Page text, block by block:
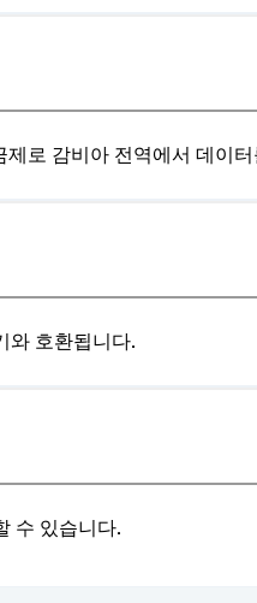
로 감비아 전역에서 데이
와 호환됩니다.
수 있습니다.